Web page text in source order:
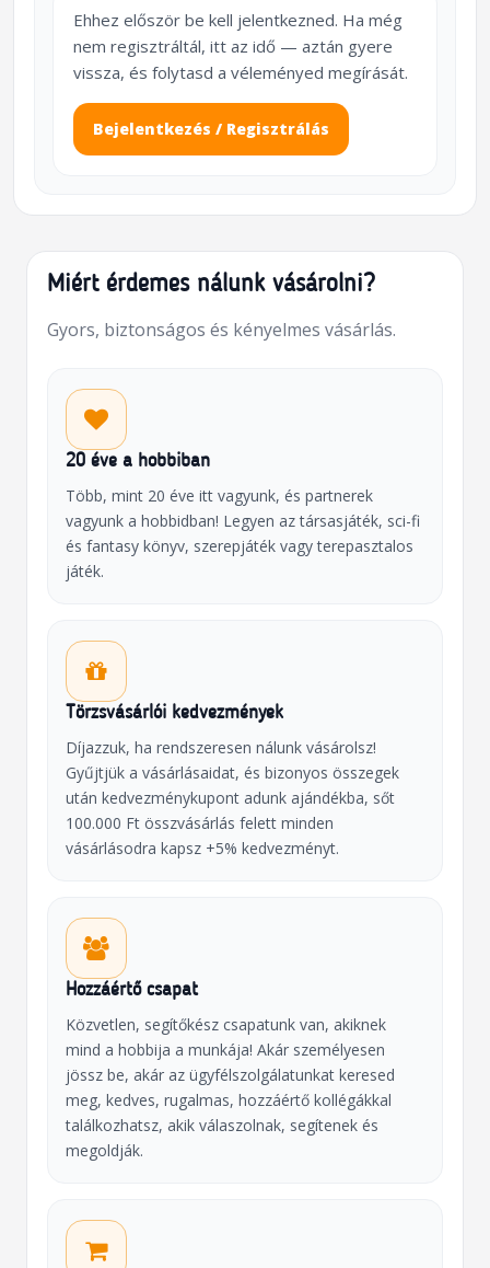
Ehhez először be kell jelentkezned. Ha még
nem regisztráltál, itt az idő — aztán gyere
vissza, és folytasd a véleményed megírását.
Bejelentkezés / Regisztrálás
Miért érdemes nálunk vásárolni?
Gyors, biztonságos és kényelmes vásárlás.
20 éve a hobbiban
Több, mint 20 éve itt vagyunk, és partnerek
vagyunk a hobbidban! Legyen az társasjáték, sci-fi
és fantasy könyv, szerepjáték vagy terepasztalos
játék.
Törzsvásárlói kedvezmények
Díjazzuk, ha rendszeresen nálunk vásárolsz!
Gyűjtjük a vásárlásaidat, és bizonyos összegek
után kedvezménykupont adunk ajándékba, sőt
100.000 Ft összvásárlás felett minden
vásárlásodra kapsz +5% kedvezményt.
Hozzáértő csapat
Közvetlen, segítőkész csapatunk van, akiknek
mind a hobbija a munkája! Akár személyesen
jössz be, akár az ügyfélszolgálatunkat keresed
meg, kedves, rugalmas, hozzáértő kollégákkal
találkozhatsz, akik válaszolnak, segítenek és
megoldják.